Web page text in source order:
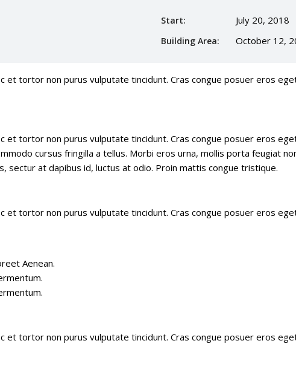
Start: July 20, 2018
Building Area: October 12,
et tortor non purus vulputate tincidunt. Cras congue posuer eros
et tortor non purus vulputate tincidunt. Cras congue posuer eros
cursus fringilla a tellus. Morbi eros urna, mollis porta feugiat
at dapibus id, luctus at odio. Proin mattis congue tristique.
et tortor non purus vulputate tincidunt. Cras congue posuer eros
Aenean.
et tortor non purus vulputate tincidunt. Cras congue posuer eros